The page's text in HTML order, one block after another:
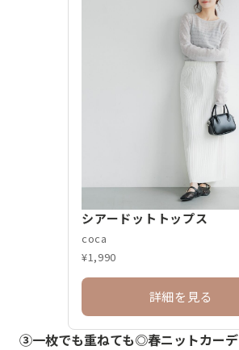
シアードットトップス
coca
¥1,990
詳細を見る
③一枚でも重ねても◎春ニットカーデ